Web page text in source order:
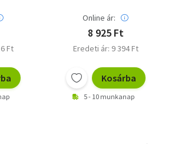
Ft
kehrt Frankie zurück!
Online ár:
8 925 Ft
Eredeti ár: 9 394 Ft
Kosárba
5 - 10 munkanap